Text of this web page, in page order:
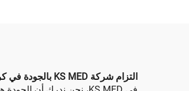
الكهربائي الكهربائي
التزام شركة KS MED بالجودة في كراسي التوصيل الكهربائي بالجملة